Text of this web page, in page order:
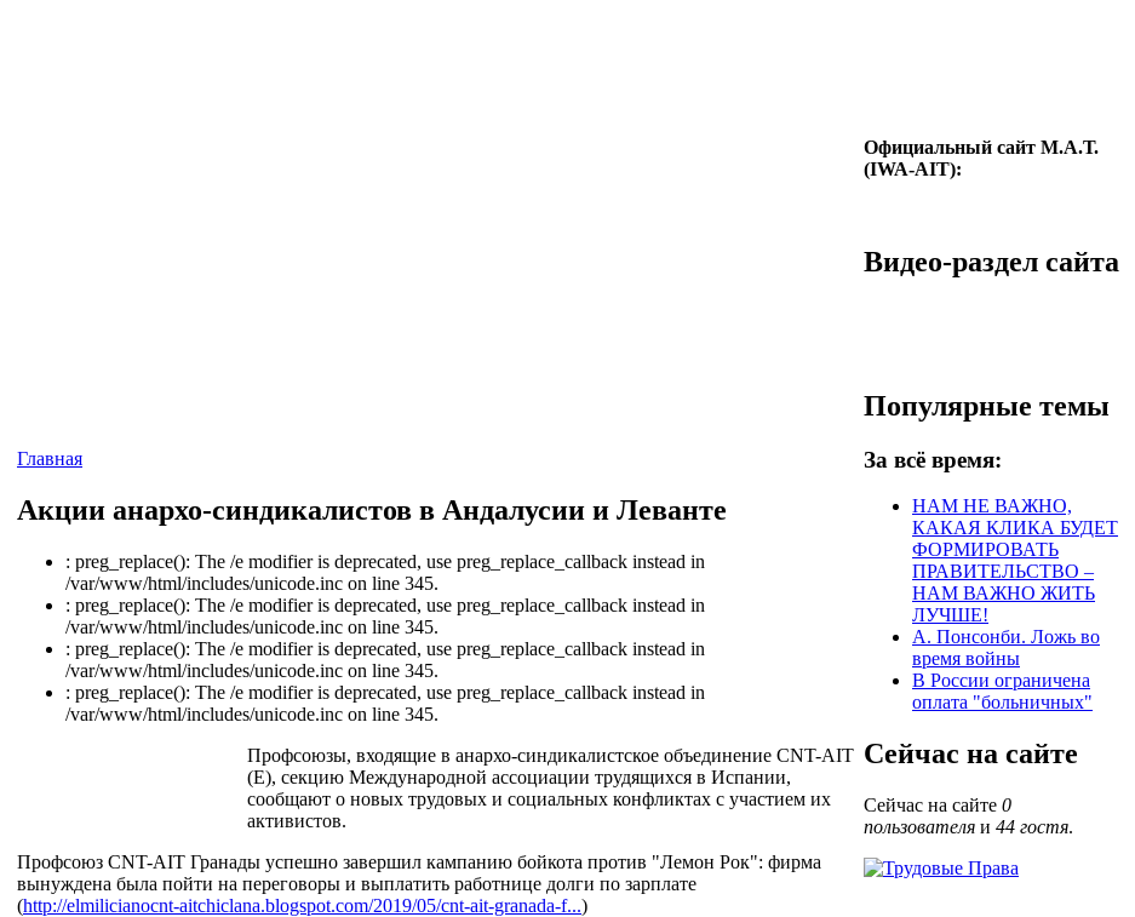
Главная
Акции анархо-синдикалистов в Андалусии и Леванте
: preg_replace(): The /e modifier is deprecated, use preg_replace_callback instead in
/var/www/html/includes/unicode.inc on line 345.
: preg_replace(): The /e modifier is deprecated, use preg_replace_callback instead in
/var/www/html/includes/unicode.inc on line 345.
: preg_replace(): The /e modifier is deprecated, use preg_replace_callback instead in
/var/www/html/includes/unicode.inc on line 345.
: preg_replace(): The /e modifier is deprecated, use preg_replace_callback instead in
/var/www/html/includes/unicode.inc on line 345.
Профсоюзы, входящие в анархо-синдикалистское объединение CNT-AIT
(E), секцию Международной ассоциации трудящихся в Испании,
сообщают о новых трудовых и социальных конфликтах с участием их
активистов.
Профсоюз CNT-AIT Гранады успешно завершил кампанию бойкота против "Лемон Рок": фирма
вынуждена была пойти на переговоры и выплатить работнице долги по зарплате
(http://elmilicianocnt-aitchiclana.blogspot.com/2019/05/cnt-ait-granada-f...)
Официальный сайт М.А.Т.
(IWA-AIT):
Видео-раздел сайта
Популярные темы
За всё время:
НАМ НЕ ВАЖНО,
КАКАЯ КЛИКА БУДЕТ
ФОРМИРОВАТЬ
ПРАВИТЕЛЬСТВО –
НАМ ВАЖНО ЖИТЬ
ЛУЧШЕ!
А. Понсонби. Ложь во
время войны
В России ограничена
оплата "больничных"
Сейчас на сайте
Сейчас на сайте 0
пользователя и 44 гостя.